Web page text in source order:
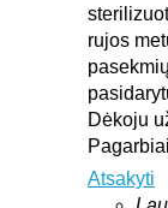
rujos
Dėkoju
Atsakyti